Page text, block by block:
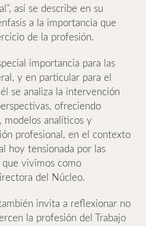
así se describe en su
a la importancia que
de la profesión.
importancia para las
y en particular para el
se analiza la intervención
ofreciendo
modelos analíticos y
profesional, en el contexto
hoy tensionada por las
que vivimos como
del Núcleo.
invita a reflexionar no
la profesión del Trabajo